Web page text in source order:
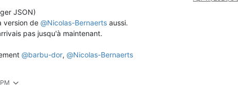
JSON)
version de @Nicolas-Bernaerts aussi.
pas jusqu'à maintenant.
@barbu-dor, @Nicolas-Bernaerts